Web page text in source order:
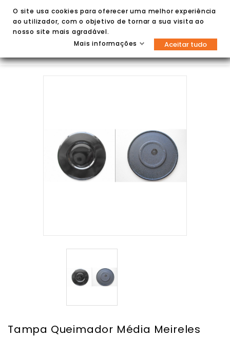

Tampa Queimador Média Meireles
O site usa cookies para oferecer uma melhor experiência
ao utilizador, com o objetivo de tornar a sua visita ao
nosso site mais agradável.
Mais informações
Aceitar tudo